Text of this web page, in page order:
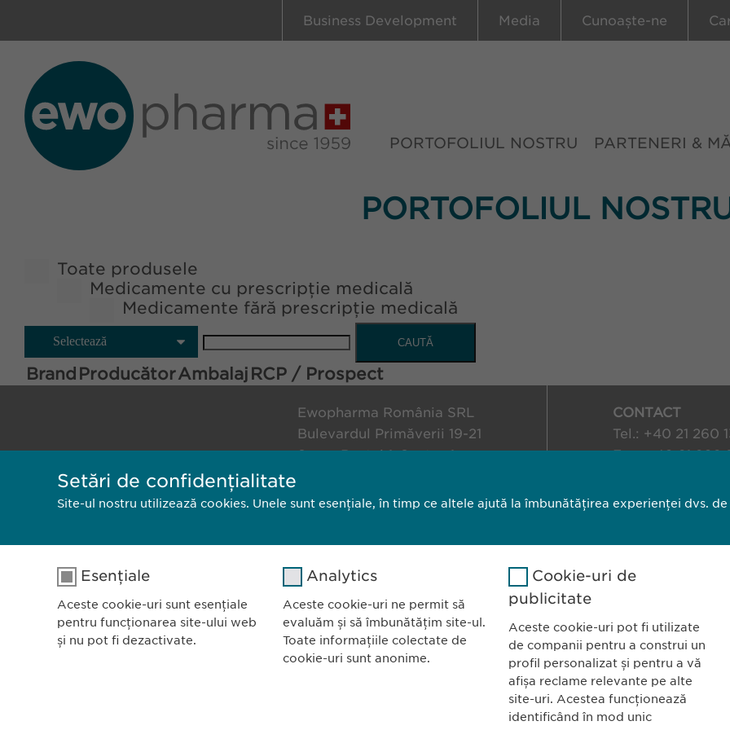
Business Development Media Cunoaște-ne
PORTOFOLIUL NOSTRU PARTENERI &
PORTOFOLIUL
Toate produsele
Medicamente cu prescripție medicală
Medicamente fără prescripție medicală
Selectează CAUTĂ
Brand ProducătorAmbalaj RCP / Prospect
Ewopharma România SRL
Bulevardul Primăverii 19-21
Scara B, etaj 1, Sector 1
România
CONTACT
Tel.: +40 21 260
Fax: +40 21 202
Politica de confidențialitate Politica privind modulele cookie Imprimă
Setări de confidențialitate
Site-ul nostru utilizează cookies. Unele sunt esențiale, în timp ce altele ajută la îmbunătățirea experienței dvs.
Esențiale
Aceste cookie-uri sunt esențiale
pentru funcționarea site-ului web
și nu pot fi dezactivate.
Analytics
Aceste cookie-uri ne permit să
evaluăm și să îmbunătățim site-ul.
Toate informațiile colectate de
cookie-uri sunt anonime.
Cookie-uri de
publicitate
Aceste cookie-uri pot fi utilizate
de companii pentru a construi un
profil personalizat și pentru a vă
afișa reclame relevante pe alte
site-uri. Acestea funcționează
identificând în mod unic